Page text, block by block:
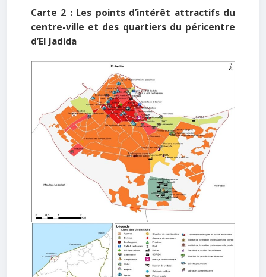
Carte 2 : Les points d’intérêt attractifs du
centre-ville et des quartiers du péricentre
d’El Jadida